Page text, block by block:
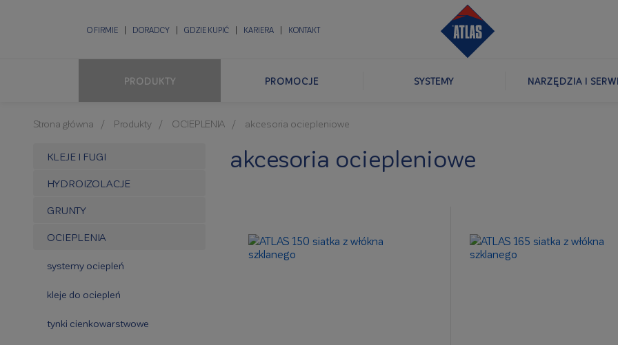
O FIRMIE DORADCY GDZIE KUPIĆ KARIERA KONTAKT
PRODUKTY PROMOCJE SYSTEMY NARZĘDZIA I
Strona główna Produkty OCIEPLENIA akcesoria ociepleniowe
KLEJE I FUGI
HYDROIZOLACJE
GRUNTY
OCIEPLENIA
systemy ociepleń
kleje do ociepleń
tynki cienkowarstwowe
akcesoria ociepleniowe